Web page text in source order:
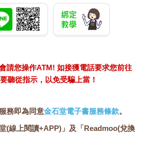
請您操作ATM! 如接獲電話要求您前往
聽從指示，以免受騙上當！
務即為同意金石堂電子書服務條款。
(線上閱讀+APP)」及「Readmoo(兌換